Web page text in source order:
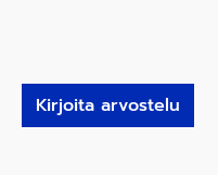
Kirjoita arvostelu